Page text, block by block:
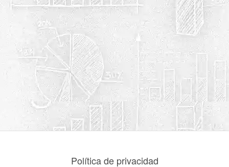
Política de privacidad